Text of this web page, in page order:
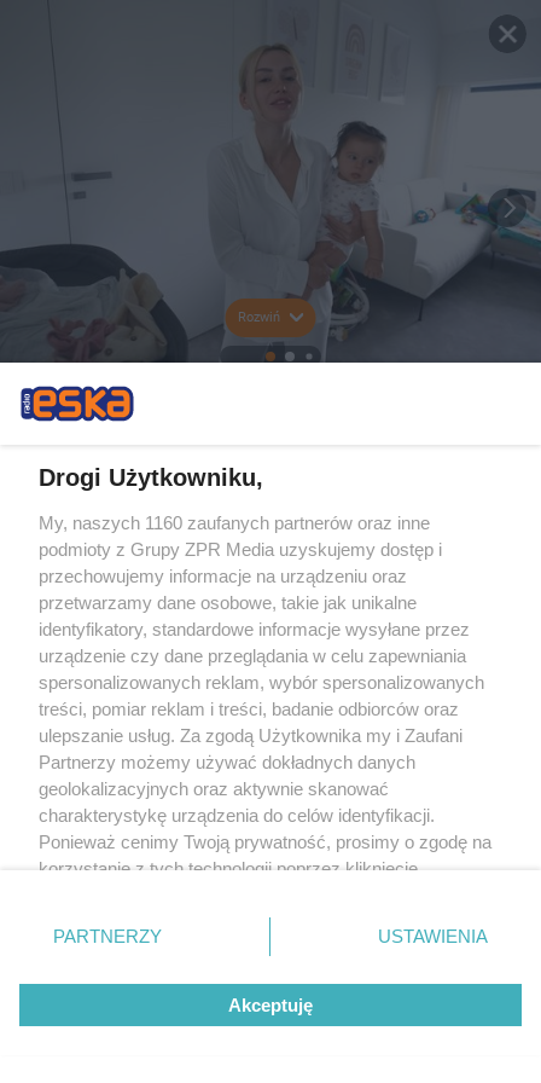
Rozwiń
Drogi Użytkowniku,
My, naszych 1160 zaufanych partnerów oraz inne
podmioty z Grupy ZPR Media uzyskujemy dostęp i
przechowujemy informacje na urządzeniu oraz
przetwarzamy dane osobowe, takie jak unikalne
identyfikatory, standardowe informacje wysyłane przez
urządzenie czy dane przeglądania w celu zapewniania
spersonalizowanych reklam, wybór spersonalizowanych
treści, pomiar reklam i treści, badanie odbiorców oraz
ulepszanie usług. Za zgodą Użytkownika my i Zaufani
Partnerzy możemy używać dokładnych danych
geolokalizacyjnych oraz aktywnie skanować
charakterystykę urządzenia do celów identyfikacji.
Ponieważ cenimy Twoją prywatność, prosimy o zgodę na
korzystanie z tych technologii poprzez kliknięcie
zmienić/wycofać klikając przycisk ustawień prywatności
znajdujący się w lewym dolnym rogu strony
rodzaje przetwarzania danych nie wymagają zgody
użytkownika, ale masz prawo sprzeciwić się takiemu
przetwarzaniu. Preferencje będą miały zastosowanie tylko
PARTNERZY USTAWIENIA
Akceptuję